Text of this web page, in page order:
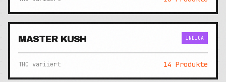
MASTER KUSH INDICA
THC variiert 14 Produkte